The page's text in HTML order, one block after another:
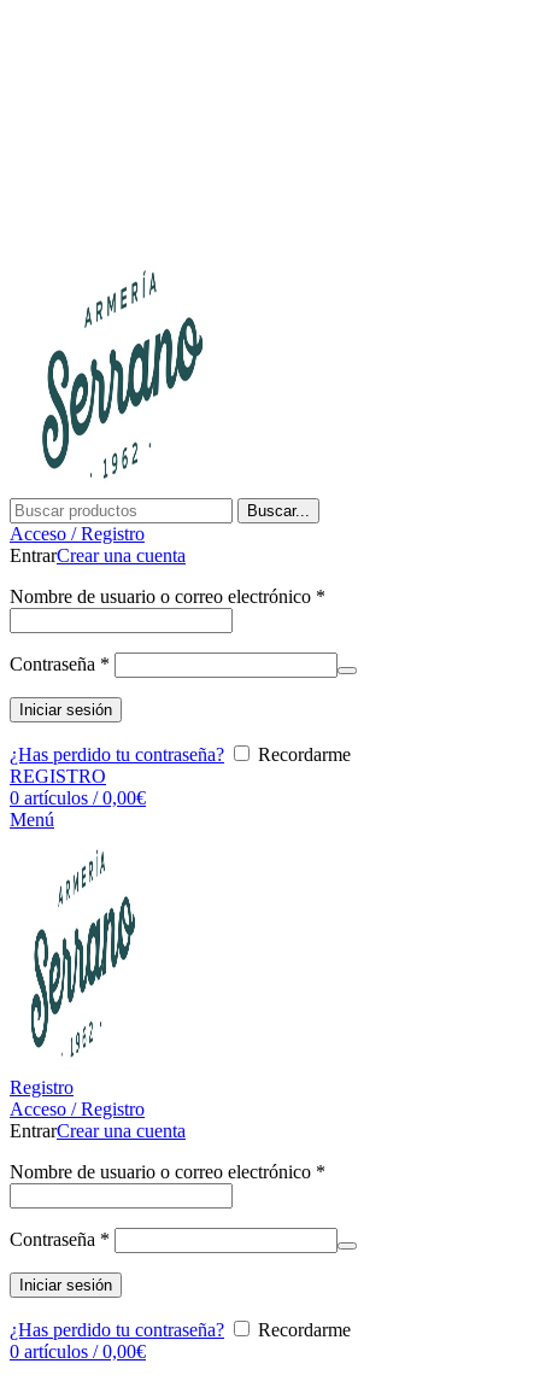
Buscar...
Acceso / Registro
EntrarCrear una cuenta
Nombre de usuario o correo electrónico *
Contraseña *
Iniciar sesión
¿Has perdido tu contraseña?
Recordarme
REGISTRO
0 artículos / 0,00€
Menú
Registro
Acceso / Registro
EntrarCrear una cuenta
Nombre de usuario o correo electrónico *
Contraseña *
Iniciar sesión
¿Has perdido tu contraseña?
Recordarme
0 artículos / 0,00€